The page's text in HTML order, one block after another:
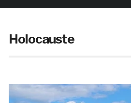
Holocauste